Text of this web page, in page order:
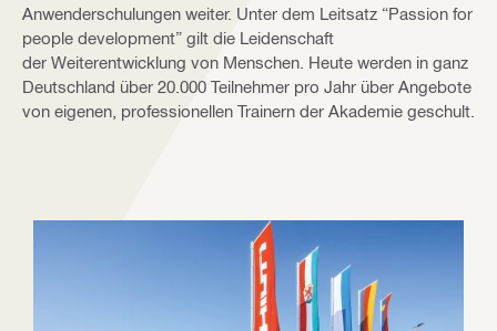
Anwenderschulungen weiter. Unter dem Leitsatz “Passion for
people development” gilt die Leidenschaft
der Weiterentwicklung von Menschen. Heute werden in ganz
Deutschland über 20.000 Teilnehmer pro Jahr über Angebote
von eigenen, professionellen Trainern der Akademie geschult.